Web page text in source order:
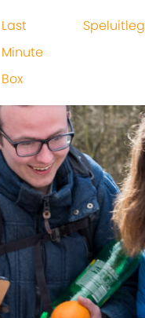
Last
Minute
Box
Speluitleg